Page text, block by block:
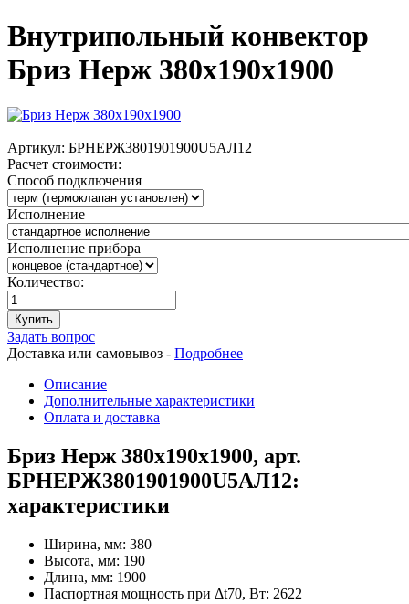
Внутрипольный конвектор
Бриз Нерж 380х190х1900
Артикул: БРНЕРЖ3801901900U5АЛ12
Расчет стоимости:
Способ подключения
Исполнение
Исполнение прибора
Количество:
Купить
Задать вопрос
Доставка или самовывоз - Подробнее
Описание
Дополнительные характеристики
Оплата и доставка
Бриз Нерж 380х190х1900, арт.
БРНЕРЖ3801901900U5АЛ12:
характеристики
Ширина, мм: 380
Высота, мм: 190
Длина, мм: 1900
Паспортная мощность при Δt70, Вт: 2622